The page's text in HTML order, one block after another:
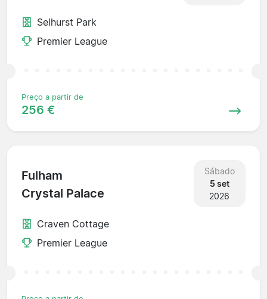
Selhurst Park
Premier League
Preço a partir de
256 €
Fulham
Crystal Palace
Sábado
5 set
2026
Craven Cottage
Premier League